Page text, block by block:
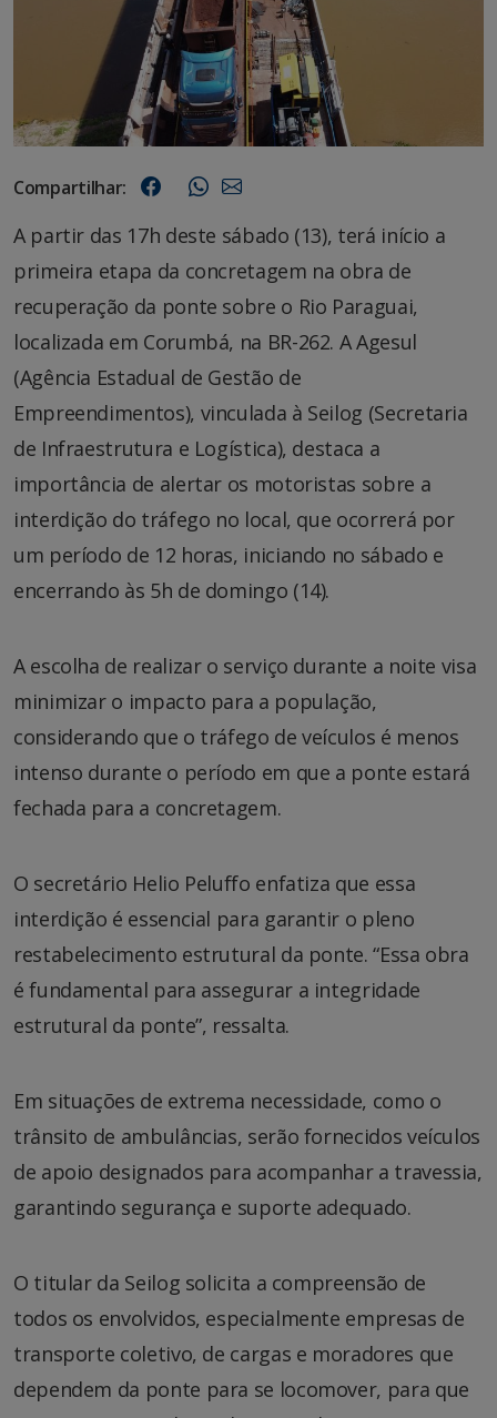
Compartilhar:
A partir das 17h deste sábado (13), terá início a
primeira etapa da concretagem na obra de
recuperação da ponte sobre o Rio Paraguai,
localizada em Corumbá, na BR-262. A Agesul
(Agência Estadual de Gestão de
Empreendimentos), vinculada à Seilog (Secretaria
de Infraestrutura e Logística), destaca a
importância de alertar os motoristas sobre a
interdição do tráfego no local, que ocorrerá por
um período de 12 horas, iniciando no sábado e
encerrando às 5h de domingo (14).
A escolha de realizar o serviço durante a noite visa
minimizar o impacto para a população,
considerando que o tráfego de veículos é menos
intenso durante o período em que a ponte estará
fechada para a concretagem.
O secretário Helio Peluffo enfatiza que essa
interdição é essencial para garantir o pleno
restabelecimento estrutural da ponte. “Essa obra
é fundamental para assegurar a integridade
estrutural da ponte”, ressalta.
Em situações de extrema necessidade, como o
trânsito de ambulâncias, serão fornecidos veículos
de apoio designados para acompanhar a travessia,
garantindo segurança e suporte adequado.
O titular da Seilog solicita a compreensão de
todos os envolvidos, especialmente empresas de
transporte coletivo, de cargas e moradores que
dependem da ponte para se locomover, para que